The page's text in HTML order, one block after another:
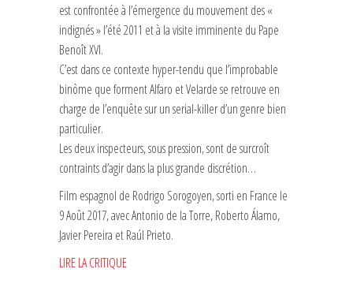
est confrontée à l’émergence du mouvement des «
indignés » l’été 2011 et à la visite imminente du Pape
Benoît XVI.
C’est dans ce contexte hyper-tendu que l’improbable
binôme que forment Alfaro et Velarde se retrouve en
charge de l’enquête sur un serial-killer d’un genre bien
particulier.
Les deux inspecteurs, sous pression, sont de surcroît
contraints d’agir dans la plus grande discrétion…
Film espagnol de Rodrigo Sorogoyen, sorti en France le
9 Août 2017, avec Antonio de la Torre, Roberto Álamo,
Javier Pereira et Raúl Prieto.
LIRE LA CRITIQUE